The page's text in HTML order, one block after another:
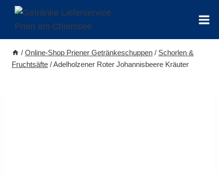
Zum
/ Online-Shop Priener Getränkeschuppen / Schorlen &
Fruchtsäfte /Adelholzener Roter Johannisbeere Kräuter